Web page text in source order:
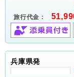
旅行代金：
兵庫県発